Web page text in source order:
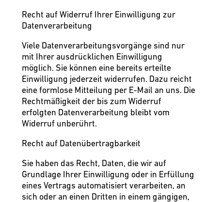
Recht auf Widerruf Ihrer Einwilligung zur
Datenverarbeitung
Viele Datenverarbeitungsvorgänge sind nur
mit Ihrer ausdrücklichen Einwilligung
möglich. Sie können eine bereits erteilte
Einwilligung jederzeit widerrufen. Dazu reicht
eine formlose Mitteilung per E-Mail an uns. Die
Rechtmäßigkeit der bis zum Widerruf
erfolgten Datenverarbeitung bleibt vom
Widerruf unberührt.
Recht auf Datenübertragbarkeit
Sie haben das Recht, Daten, die wir auf
Grundlage Ihrer Einwilligung oder in Erfüllung
eines Vertrags automatisiert verarbeiten, an
sich oder an einen Dritten in einem gängigen,